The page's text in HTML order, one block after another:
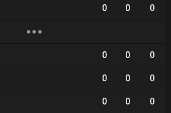
0 0 0
0 0 0
0 0 0
0 0
0